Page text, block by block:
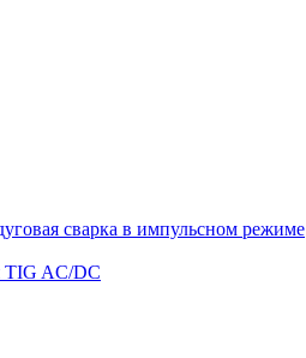
сварка в импульсном режиме
TIG AC/DC